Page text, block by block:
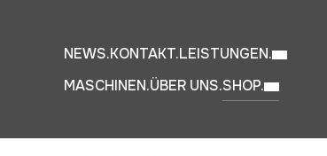
NEWS.KONTAKT.LEISTUNGEN.
MASCHINEN.ÜBER UNS.SHOP.